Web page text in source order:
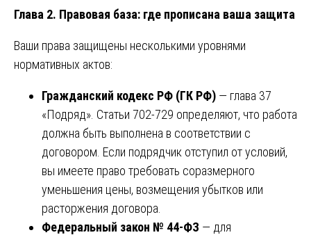
Глава 2. Правовая база: где прописана ваша защита
Ваши права защищены несколькими уровнями
нормативных актов:
Гражданский кодекс РФ (ГК РФ) — глава 37
«Подряд». Статьи 702-729 определяют, что работа
должна быть выполнена в соответствии с
договором. Если подрядчик отступил от условий,
вы имеете право требовать соразмерного
уменьшения цены, возмещения убытков или
расторжения договора.
Федеральный закон № 44-ФЗ — для